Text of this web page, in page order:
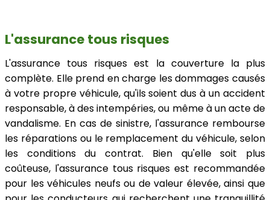
L'assurance tous risques
L'assurance tous risques est la couverture la plus
complète. Elle prend en charge les dommages causés
à votre propre véhicule, qu'ils soient dus à un accident
responsable, à des intempéries, ou même à un acte de
vandalisme. En cas de sinistre, l'assurance rembourse
les réparations ou le remplacement du véhicule, selon
les conditions du contrat. Bien qu'elle soit plus
coûteuse, l'assurance tous risques est recommandée
pour les véhicules neufs ou de valeur élevée, ainsi que